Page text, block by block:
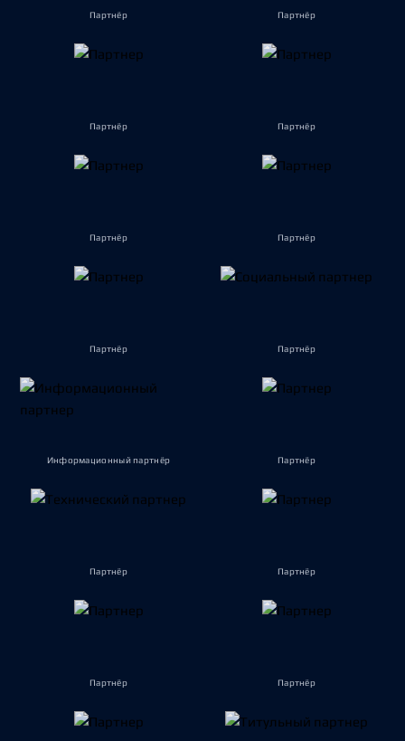
Партнёр Партнёр
Партнёр Партнёр
Партнёр Партнёр
Партнёр Партнёр
Информационный партнёр Партнёр
Партнёр Партнёр
Партнёр Партнёр